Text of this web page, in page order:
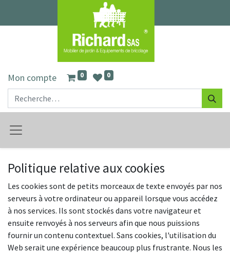
Mon compte 0 0
Politique relative aux cookies
Les cookies sont de petits morceaux de texte envoyés par nos
serveurs à votre ordinateur ou appareil lorsque vous accédez
à nos services. Ils sont stockés dans votre navigateur et
ensuite renvoyés à nos serveurs afin que nous puissions
fournir un contenu contextuel. Sans cookies, l'utilisation du
Web serait une expérience beaucoup plus frustrante. Nous les